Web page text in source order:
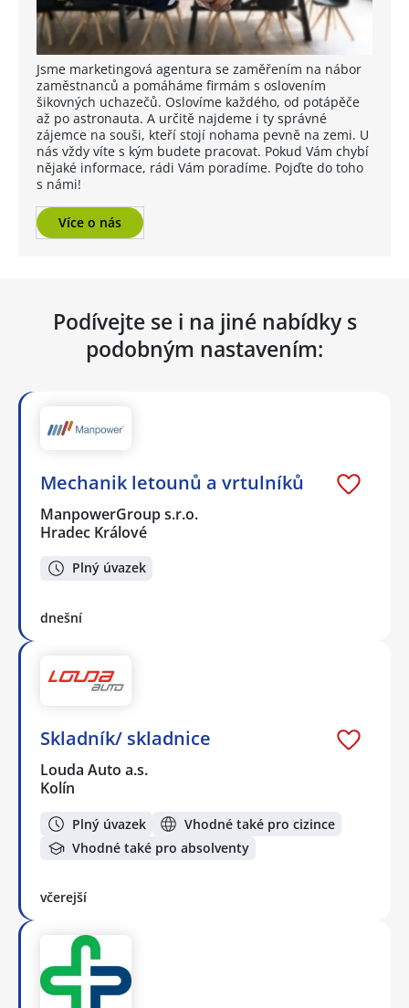
Jsme marketingová agentura se zaměřením na nábor
zaměstnanců a pomáháme firmám s oslovením
šikovných uchazečů. Oslovíme každého, od potápěče
až po astronauta. A určitě najdeme i ty správné
zájemce na souši, kteří stojí nohama pevně na zemi. U
nás vždy víte s kým budete pracovat. Pokud Vám chybí
nějaké informace, rádi Vám poradíme. Pojďte do toho
s námi!
Více o nás
Podívejte se i na jiné nabídky s
podobným nastavením:
Mechanik letounů a vrtulníků
ManpowerGroup s.r.o.
Hradec Králové
Plný úvazek
dnešní
Skladník/ skladnice
Louda Auto a.s.
Kolín
Plný úvazek
Vhodné také pro cizince
Vhodné také pro absolventy
včerejší